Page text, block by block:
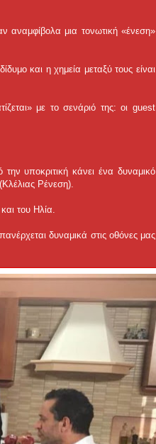
αναμφίβολα μια τονωτική «ένεση»
και η χημεία μεταξύ τους είναι
με το σενάριό της: οι guest
υποκριτική κάνει ένα δυναμικό
Ρένεση).
του Ηλία.
δυναμικά στις οθόνες μας